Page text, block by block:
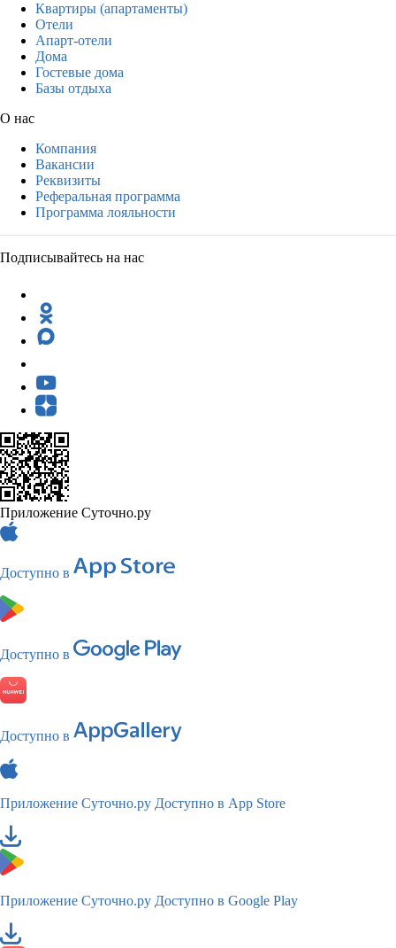
Квартиры (апартаменты)
Отели
Апарт-отели
Дома
Гостевые дома
Базы отдыха
О нас
Компания
Вакансии
Реквизиты
Реферальная программа
Программа лояльности
Подписывайтесь на нас
Приложение Суточно.ру
Доступно в
Доступно в
Доступно в
Приложение Суточно.ру Доступно в App Store
Приложение Суточно.ру Доступно в Google Play